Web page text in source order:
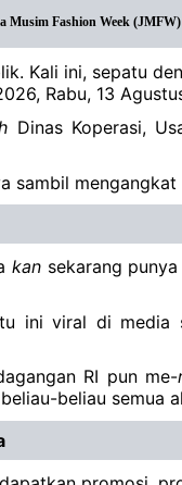
Fashion Week
Kali ini, sepatu
Rabu, 13
Dinas Koperasi,
sambil
kansekarang punya
ini viral di
RI pun me-
beliau semua